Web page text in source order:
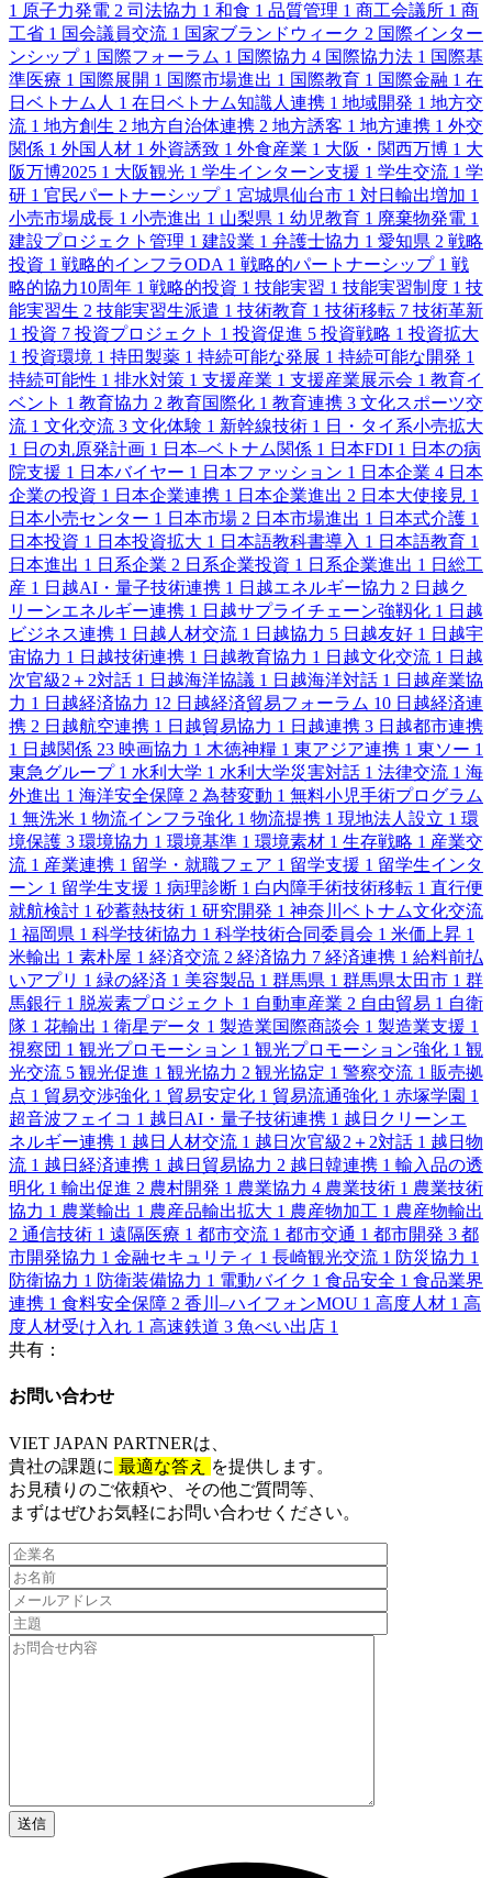
1 原子力発電 2 司法協力 1 和食 1 品質管理 1 商工会議所 1 商
工省 1 国会議員交流 1 国家ブランドウィーク 2 国際インター
ンシップ 1 国際フォーラム 1 国際協力 4 国際協力法 1 国際基
準医療 1 国際展開 1 国際市場進出 1 国際教育 1 国際金融 1 在
日ベトナム人 1 在日ベトナム知識人連携 1 地域開発 1 地方交
流 1 地方創生 2 地方自治体連携 2 地方誘客 1 地方連携 1 外交
関係 1 外国人材 1 外資誘致 1 外食産業 1 大阪・関西万博 1 大
阪万博2025 1 大阪観光 1 学生インターン支援 1 学生交流 1 学
研 1 官民パートナーシップ 1 宮城県仙台市 1 対日輸出増加 1
小売市場成長 1 小売進出 1 山梨県 1 幼児教育 1 廃棄物発電 1
建設プロジェクト管理 1 建設業 1 弁護士協力 1 愛知県 2 戦略
投資 1 戦略的インフラODA 1 戦略的パートナーシップ 1 戦
略的協力10周年 1 戦略的投資 1 技能実習 1 技能実習制度 1 技
能実習生 2 技能実習生派遣 1 技術教育 1 技術移転 7 技術革新
1 投資 7 投資プロジェクト 1 投資促進 5 投資戦略 1 投資拡大
1 投資環境 1 持田製薬 1 持続可能な発展 1 持続可能な開発 1
持続可能性 1 排水対策 1 支援産業 1 支援産業展示会 1 教育イ
ベント 1 教育協力 2 教育国際化 1 教育連携 3 文化スポーツ交
流 1 文化交流 3 文化体験 1 新幹線技術 1 日・タイ系小売拡大
1 日の丸原発計画 1 日本–ベトナム関係 1 日本FDI 1 日本の病
院支援 1 日本バイヤー 1 日本ファッション 1 日本企業 4 日本
企業の投資 1 日本企業連携 1 日本企業進出 2 日本大使接見 1
日本小売センター 1 日本市場 2 日本市場進出 1 日本式介護 1
日本投資 1 日本投資拡大 1 日本語教科書導入 1 日本語教育 1
日本進出 1 日系企業 2 日系企業投資 1 日系企業進出 1 日総工
産 1 日越AI・量子技術連携 1 日越エネルギー協力 2 日越ク
リーンエネルギー連携 1 日越サプライチェーン強靱化 1 日越
ビジネス連携 1 日越人材交流 1 日越協力 5 日越友好 1 日越宇
宙協力 1 日越技術連携 1 日越教育協力 1 日越文化交流 1 日越
次官級2＋2対話 1 日越海洋協議 1 日越海洋対話 1 日越産業協
力 1 日越経済協力 12 日越経済貿易フォーラム 10 日越経済連
携 2 日越航空連携 1 日越貿易協力 1 日越連携 3 日越都市連携
1 日越関係 23 映画協力 1 木徳神糧 1 東アジア連携 1 東ソー 1
東急グループ 1 水利大学 1 水利大学災害対話 1 法律交流 1 海
外進出 1 海洋安全保障 2 為替変動 1 無料小児手術プログラム
1 無洗米 1 物流インフラ強化 1 物流提携 1 現地法人設立 1 環
境保護 3 環境協力 1 環境基準 1 環境素材 1 生存戦略 1 産業交
流 1 産業連携 1 留学・就職フェア 1 留学支援 1 留学生インタ
ーン 1 留学生支援 1 病理診断 1 白内障手術技術移転 1 直行便
就航検討 1 砂蓄熱技術 1 研究開発 1 神奈川ベトナム文化交流
1 福岡県 1 科学技術協力 1 科学技術合同委員会 1 米価上昇 1
米輸出 1 素朴屋 1 経済交流 2 経済協力 7 経済連携 1 給料前払
いアプリ 1 緑の経済 1 美容製品 1 群馬県 1 群馬県太田市 1 群
馬銀行 1 脱炭素プロジェクト 1 自動車産業 2 自由貿易 1 自衛
隊 1 花輸出 1 衛星データ 1 製造業国際商談会 1 製造業支援 1
視察団 1 観光プロモーション 1 観光プロモーション強化 1 観
光交流 5 観光促進 1 観光協力 2 観光協定 1 警察交流 1 販売拠
点 1 貿易交渉強化 1 貿易安定化 1 貿易流通強化 1 赤塚学園 1
超音波フェイコ 1 越日AI・量子技術連携 1 越日クリーンエ
ネルギー連携 1 越日人材交流 1 越日次官級2＋2対話 1 越日物
流 1 越日経済連携 1 越日貿易協力 2 越日韓連携 1 輸入品の透
明化 1 輸出促進 2 農村開発 1 農業協力 4 農業技術 1 農業技術
協力 1 農業輸出 1 農産品輸出拡大 1 農産物加工 1 農産物輸出
2 通信技術 1 遠隔医療 1 都市交流 1 都市交通 1 都市開発 3 都
市開発協力 1 金融セキュリティ 1 長崎観光交流 1 防災協力 1
防衛協力 1 防衛装備協力 1 電動バイク 1 食品安全 1 食品業界
連携 1 食料安全保障 2 香川–ハイフォンMOU 1 高度人材 1 高
度人材受け入れ 1 高速鉄道 3 魚べい出店 1
共有：
お問い合わせ​
VIET JAPAN PARTNERは、
貴社の課題に 最適な答え
を提供します。
お見積りのご依頼や、その他ご質問等、​
まずはぜひお気軽にお問い合わせください。​